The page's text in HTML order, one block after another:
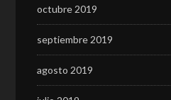
octubre 2019
septiembre 2019
agosto 2019